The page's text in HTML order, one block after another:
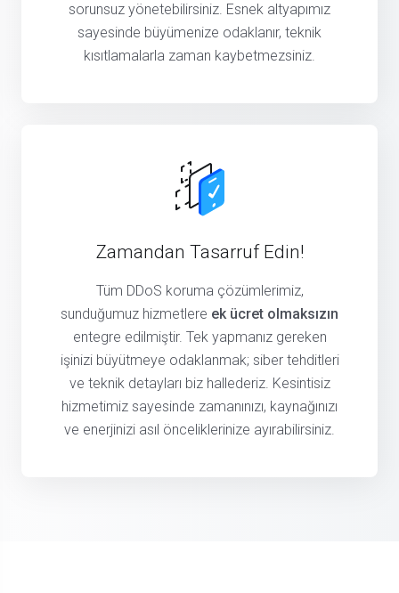
sorunsuz yönetebilirsiniz. Esnek altyapımız
sayesinde büyümenize odaklanır, teknik
kısıtlamalarla zaman kaybetmezsiniz.
Zamandan Tasarruf Edin!
Tüm DDoS koruma çözümlerimiz,
sunduğumuz hizmetlere ek ücret olmaksızın
entegre edilmiştir. Tek yapmanız gereken
işinizi büyütmeye odaklanmak; siber tehditleri
ve teknik detayları biz hallederiz. Kesintisiz
hizmetimiz sayesinde zamanınızı, kaynağınızı
ve enerjinizi asıl önceliklerinize ayırabilirsiniz.